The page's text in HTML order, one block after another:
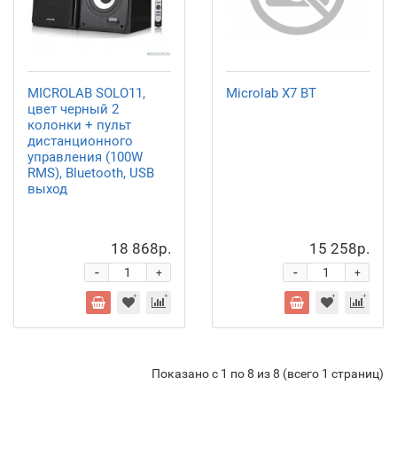
MICROLAB SOLO11,
цвет черный 2
колонки + пульт
дистанционного
управления (100W
RMS), Bluetooth, USB
выход
18 868р.
+
-
Microlab X7 BT
15 258р.
+
-
Показано с 1 по 8 из 8 (всего 1 страниц)